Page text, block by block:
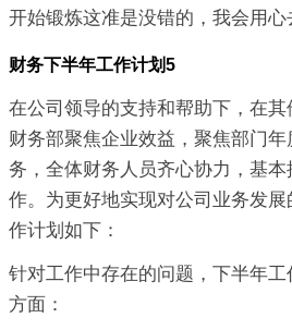
开始锻炼这准是没错的，我会用心
财务下半年工作计划5
在公司领导的支持和帮助下，在其
财务部聚焦企业效益，聚焦部门
务，全体财务人员齐心协力，基
作。为更好地实现对公司业务发
作计划如下：
针对工作中存在的问题，下半年
方面：